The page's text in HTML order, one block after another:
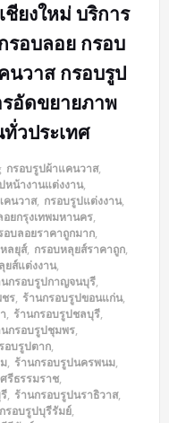
ยงใหม่ บริการ
อบลอย กรอบ
นวาส กรอบรูป
อัดขยายภาพ
วประเทศ
กรอบรูปผ้าแคนวาส,
หน้างานแต่งงาน,
คนวาส, กรอบรูปแต่งงาน,
อยกรุงเทพมหานคร,
อบลอยราคาถูกมาก,
ลยุส์, กรอบหลุยส์ราคาถูก,
ยส์แต่งงาน,
นกรอบรูปกาญจนบุรี,
ร, ร้านกรอบรูปขอนแก่น,
, ร้านกรอบรูปชลบุรี,
กรอบรูปชุมพร,
อบรูปตาก,
, ร้านกรอบรูปนครพนม,
รีธรรมราช,
, ร้านกรอบรูปนราธิวาส,
รอบรูปบุรีรัมย์,